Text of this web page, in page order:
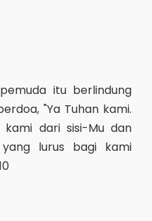
itu berlindung
"Ya Tuhan kami.
dari sisi-Mu dan
lurus bagi kami